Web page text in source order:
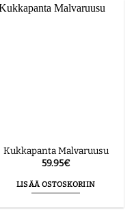
Kukkapanta Malvaruusu
59.95€
LISÄÄ OSTOSKORIIN